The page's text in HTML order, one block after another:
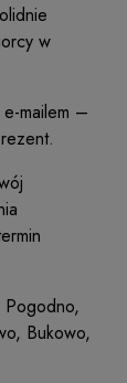
w
e-mailem –
Pogodno,
Bukowo,